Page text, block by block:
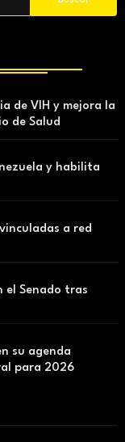
de VIH y mejora la
de Salud
y habilita
a red
el Senado tras
su agenda
para 2026